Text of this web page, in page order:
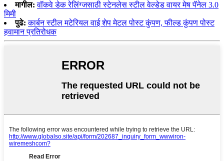
मागील: वॉकवे डेक रेलिंग्जसाठी स्टेनलेस स्टील वेल्डेड वायर मेष पॅनेल 3.0
मिमी
पुढे: कार्बन स्टील मटेरियल वाई शेप मेटल पोस्ट कुंपण, फील्ड कुंपण पोस्ट
हवामान प्रतिरोधक